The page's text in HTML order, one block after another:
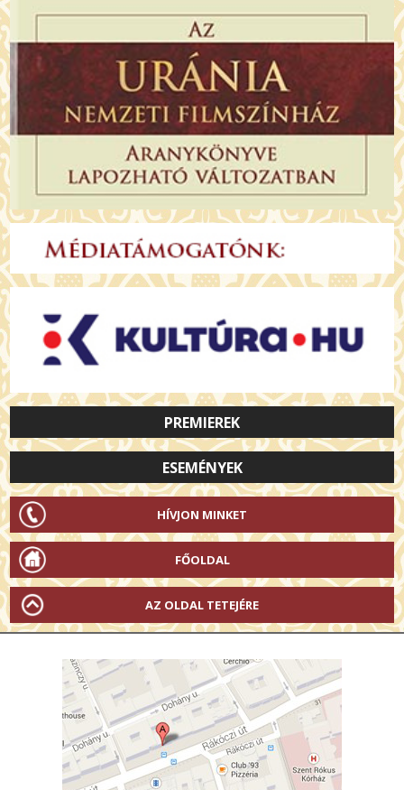
PREMIEREK
ESEMÉNYEK
HÍVJON MINKET
FŐOLDAL
AZ OLDAL TETEJÉRE